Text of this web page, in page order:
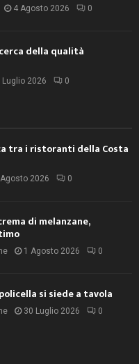
4 Agosto 2026 0
della qualità
Luglio 2026 0
tra i ristoranti della Costa
2026 0
di melanzane,
1 Agosto 2026 0
si siede a tavola
30 Luglio 2026 0